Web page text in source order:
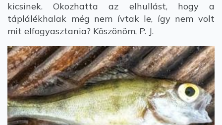
kicsinek. Okozhatta az elhullást, hogy a
táplálékhalak még nem ívtak le, így nem volt
mit elfogyasztania? Köszönöm, P. J.